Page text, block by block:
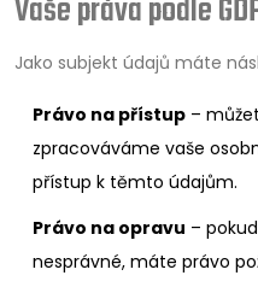
Vaše práva podle
Jako subjekt údajů máte
Právo na přístup –
zpracováváme vaše
přístup k těmto údajům.
Právo na opravu –
nesprávné, máte právo